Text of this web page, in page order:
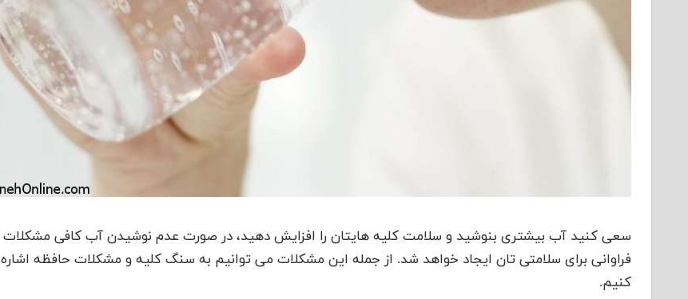
سعی کنید آب بیشتری بنوشید و سلامت کلیه هایتان را افزایش دهید، در صورت عدم نوشیدن آب کافی مشکلات
فراوانی برای سلامتی تان ایجاد خواهد شد. از جمله این مشکلات می توانیم به سنگ کلیه و مشکلات حافظه اشاره
کنیم.